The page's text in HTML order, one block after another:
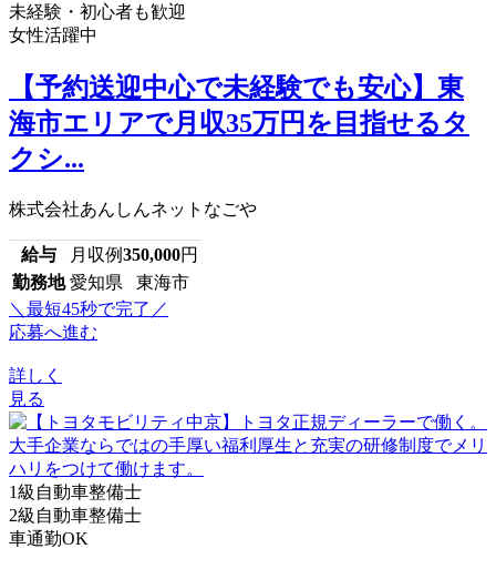
未経験・初心者も歓迎
女性活躍中
【予約送迎中心で未経験でも安心】東
海市エリアで月収35万円を目指せるタ
クシ...
株式会社あんしんネットなごや
給与 月収例350,000円
勤務地 愛知県 東海市
＼最短45秒で完了／
応募へ進む
詳しく
見る
1級自動車整備士
2級自動車整備士
車通勤OK